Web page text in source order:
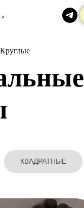
Круглые
КВАДРАТНЫЕ